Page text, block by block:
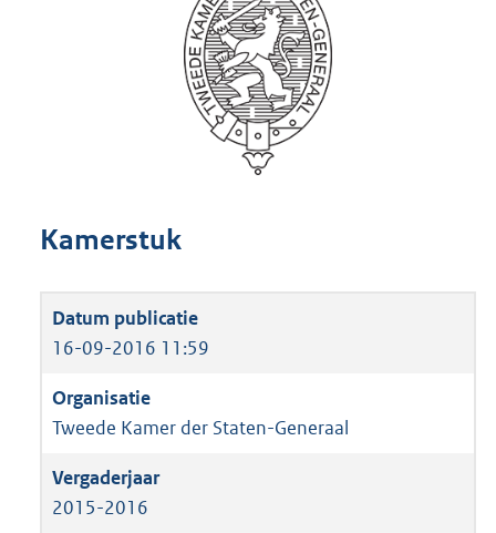
Kamerstuk
16-09-2016 11:59
Tweede Kamer der Staten-Generaal
2015-2016